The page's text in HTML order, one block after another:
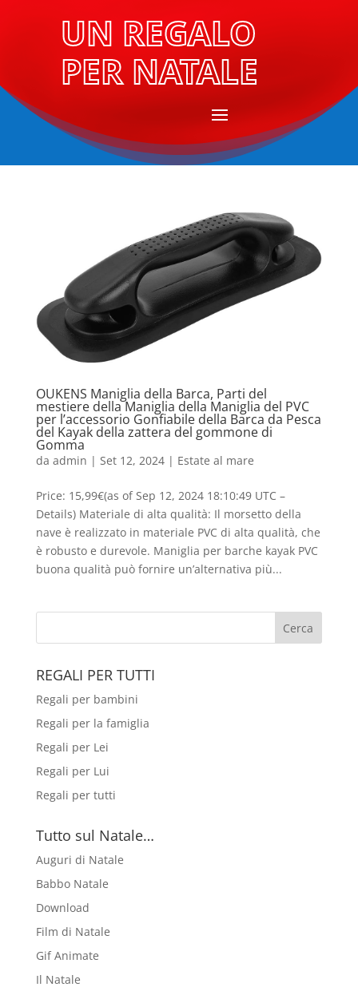
UN REGALO
PER NATALE
OUKENS Maniglia della Barca, Parti del
mestiere della Maniglia della Maniglia del PVC
per l’accessorio Gonfiabile della Barca da Pesca
del Kayak della zattera del gommone di
Gomma
da admin | Set 12, 2024| Estate al mare
Price: 15,99€(as of Sep 12, 2024 18:10:49 UTC –
Details) Materiale di alta qualità: Il morsetto della
nave è realizzato in materiale PVC di alta qualità, che
è robusto e durevole. Maniglia per barche kayak PVC
buona qualità può fornire un’alternativa più...
REGALI PER TUTTI
Regali per bambini
Regali per la famiglia
Regali per Lei
Regali per Lui
Regali per tutti
Tutto sul Natale…
Auguri di Natale
Babbo Natale
Download
Film di Natale
Gif Animate
Il Natale